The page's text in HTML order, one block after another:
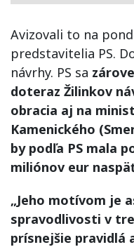
Avizovali to na
predstavitelia PS.
návrhy. PS sa
doteraz Žilinkov
obracia aj na
Kamenického
by podľa PS mala
miliónov eur
„Jeho motívom je
spravodlivosti v
prísnejšie pravidlá